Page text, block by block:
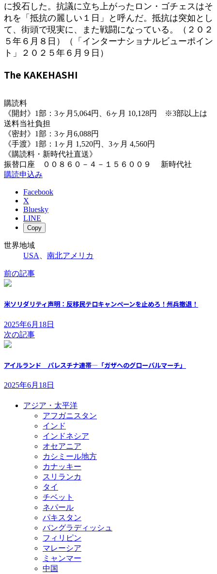
に投石した。抗議に立ち上がったロン・ゴチェスはそ
れを「抵抗の麗しい１日」と呼んだ。抵抗は突如とし
て、街頭で現実に、また戦闘になっている。（２０２
５年６月８日）（「インターナショナルビューポイン
ト」２０２５年６月９日）
The KAKEHASHI
購読料
《開封》1部：3ヶ月5,064円、6ヶ月 10,128円 ※3部以上は
送料当社負担
《密封》1部：3ヶ月6,088円
《手渡》1部：1ヶ月 1,520円、3ヶ月 4,560円
《購読料・新時代社直送》
振替口座 ００８６０－４－１５６００９ 新時代社
購読申込み
Facebook
X
Bluesky
LINE
Copy
世界地域
USA
南北アメリカ
前の記事
米ソリダリティ声明：反移民テロキャンペーンを止めろ！州兵撤退！
2025年6月18日
次の記事
アイルランド パレスチナ連帯―「ガザへのグローバルマーチ」
2025年6月18日
アジア・太平洋
アフガニスタン
インド
インドネシア
オセアニア
カシミール地方
カナッキー
スリランカ
タイ
チベット
ネパール
パキスタン
バングラディッシュ
フィリピン
マレーシア
ミャンマー
中国